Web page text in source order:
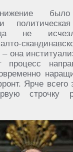
было
не
– она
процесс
Ярче всего
строчку